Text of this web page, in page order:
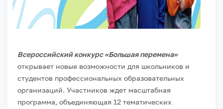
Всероссийский конкурс «Большая перемена»
открывает новые возможности для школьников и
студентов профессиональных образовательных
организаций. Участников ждет масштабная
программа, объединяющая 12 тематических